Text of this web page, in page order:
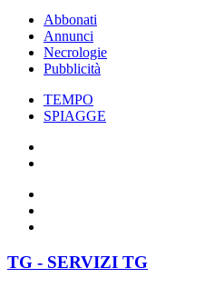
Abbonati
Annunci
Necrologie
Pubblicità
TEMPO
SPIAGGE
TG - SERVIZI TG